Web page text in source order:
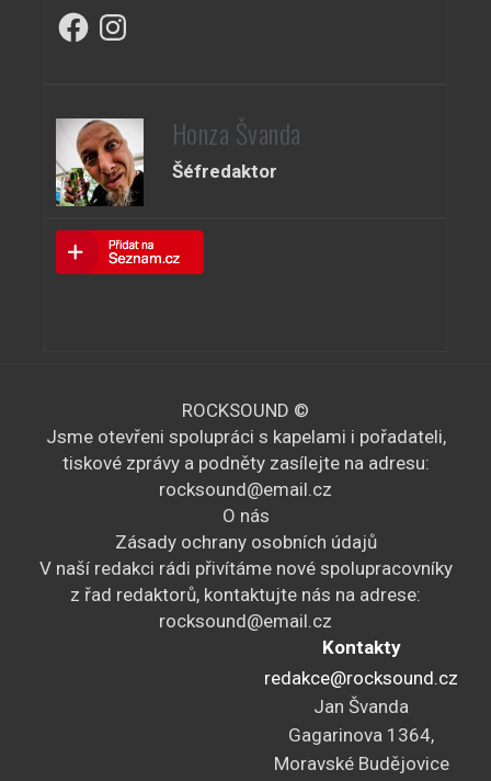
FacebookInstagram
Honza Švanda
Šéfredaktor
ROCKSOUND ©
Jsme otevřeni spolupráci s kapelami i pořadateli,
tiskové zprávy a podněty zasílejte na adresu:
rocksound@email.cz
O nás
Zásady ochrany osobních údajů
V naší redakci rádi přivítáme nové spolupracovníky
z řad redaktorů, kontaktujte nás na adrese:
rocksound@email.cz
Kontakty
redakce@rocksound.cz
Jan Švanda
Gagarinova 1364,
Moravské Budějovice